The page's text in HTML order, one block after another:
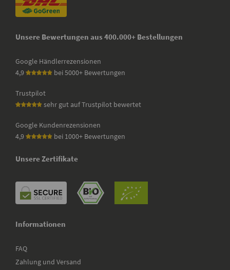
Unsere Bewertungen aus 400.000+ Bestellungen
Google Händlerrezensionen
4,9
bei 5000+ Bewertungen
Trustpilot
sehr gut auf Trustpilot bewertet
Google Kundenrezensionen
4,9
bei 1000+ Bewertungen
Unsere Zertifikate
Informationen
FAQ
Zahlung und Versand